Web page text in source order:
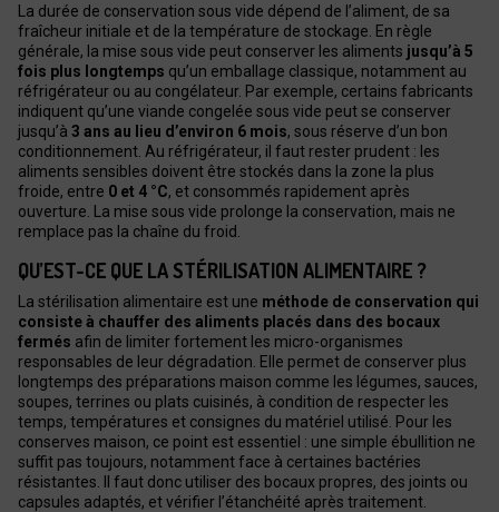
La durée de conservation sous vide dépend de l’aliment, de sa
fraîcheur initiale et de la température de stockage. En règle
générale, la mise sous vide peut conserver les aliments jusqu’à 5
fois plus longtemps qu’un emballage classique, notamment au
réfrigérateur ou au congélateur. Par exemple, certains fabricants
indiquent qu’une viande congelée sous vide peut se conserver
jusqu’à 3 ans au lieu d’environ 6 mois, sous réserve d’un bon
conditionnement. Au réfrigérateur, il faut rester prudent : les
aliments sensibles doivent être stockés dans la zone la plus
froide, entre 0 et 4 °C, et consommés rapidement après
ouverture. La mise sous vide prolonge la conservation, mais ne
remplace pas la chaîne du froid.
QU’EST-CE QUE LA STÉRILISATION ALIMENTAIRE ?
La stérilisation alimentaire est une méthode de conservation qui
consiste à chauffer des aliments placés dans des bocaux
fermés afin de limiter fortement les micro-organismes
responsables de leur dégradation. Elle permet de conserver plus
longtemps des préparations maison comme les légumes, sauces,
soupes, terrines ou plats cuisinés, à condition de respecter les
temps, températures et consignes du matériel utilisé. Pour les
conserves maison, ce point est essentiel : une simple ébullition ne
suffit pas toujours, notamment face à certaines bactéries
résistantes. Il faut donc utiliser des bocaux propres, des joints ou
capsules adaptés, et vérifier l’étanchéité après traitement.